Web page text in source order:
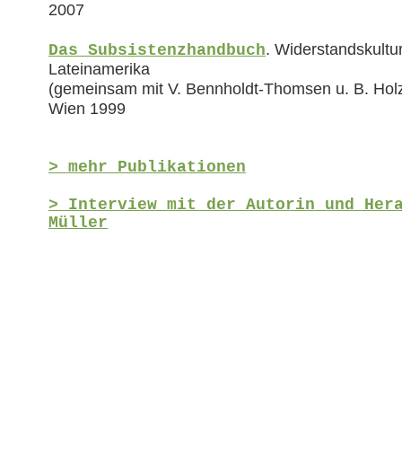
2007
Das Subsistenzhandbuch.
Lateinamerika
(gemeinsam mit V. Bennholdt-Thomsen u. B.
Wien 1999
> mehr Publikationen
> Interview mit der Autorin und
Müller